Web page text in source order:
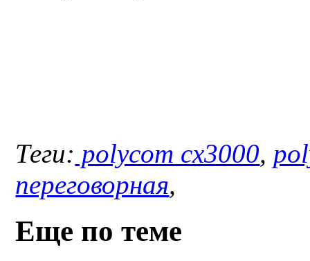
Теги: polycom cx3000,
переговорная,
Еще по теме